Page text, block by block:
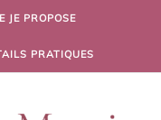
JE PROPOSE
PRATIQUES